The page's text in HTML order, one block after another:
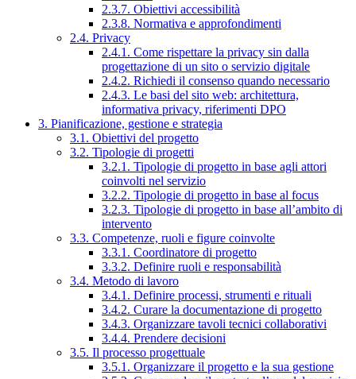
2.3.7. Obiettivi accessibilità
2.3.8. Normativa e approfondimenti
2.4. Privacy
2.4.1. Come rispettare la privacy sin dalla
progettazione di un sito o servizio digitale
2.4.2. Richiedi il consenso quando necessario
2.4.3. Le basi del sito web: architettura,
informativa privacy, riferimenti DPO
3. Pianificazione, gestione e strategia
3.1. Obiettivi del progetto
3.2. Tipologie di progetti
3.2.1. Tipologie di progetto in base agli attori
coinvolti nel servizio
3.2.2. Tipologie di progetto in base al focus
3.2.3. Tipologie di progetto in base all’ambito di
intervento
3.3. Competenze, ruoli e figure coinvolte
3.3.1. Coordinatore di progetto
3.3.2. Definire ruoli e responsabilità
3.4. Metodo di lavoro
3.4.1. Definire processi, strumenti e rituali
3.4.2. Curare la documentazione di progetto
3.4.3. Organizzare tavoli tecnici collaborativi
3.4.4. Prendere decisioni
3.5. Il processo progettuale
3.5.1. Organizzare il progetto e la sua gestione